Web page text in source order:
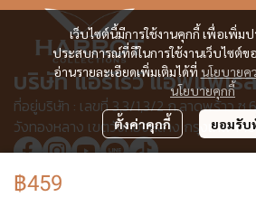
฿459
เว็บไซต์นี้มีการใช้งานคุกกี้ เพื่อเพิ่ม
ประสบการณ์ที่ดีในการใช้งานเว็บไซต์ข
อ่านรายละเอียดเพิ่มเติมได้ที่ นโยบายค
นโยบายคุกกี้
ตั้งค่าคุกกี้ ยอมรับ
บริษัท แอร์โรว์ แอพแพเร
ที่อยู่บริษัท : เลขที่ 3,3/1,3/2 ก.ลาดพร้าว ซ
วังทองหลาง เขตวังทองหลาง กรุงเทพฯ